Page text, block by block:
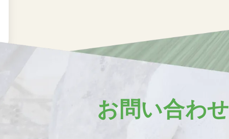
お問い合わせ